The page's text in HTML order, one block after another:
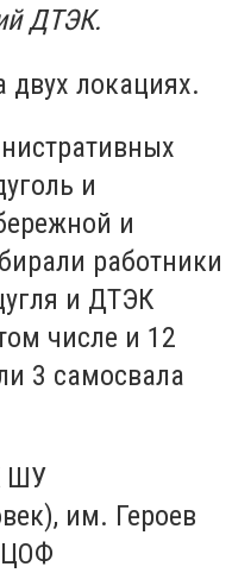
ДТЭК.
двух локациях.
и
и
работники
и ДТЭК
числе и 12
3 самосвала
ШУ
им. Героев
ЦОФ